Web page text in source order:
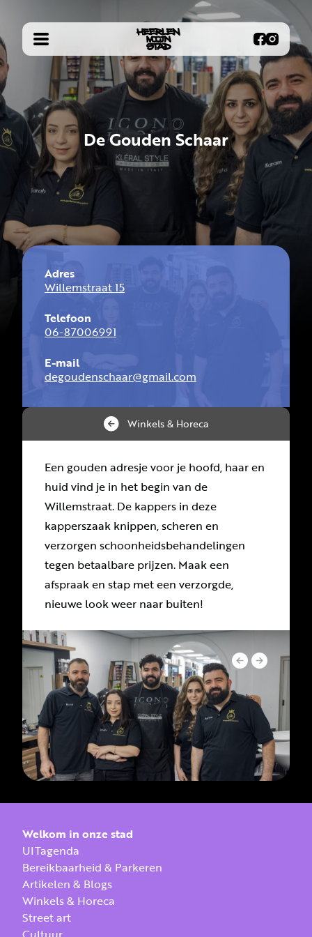
De Gouden Schaar
Winkels & Horeca
Een gouden adresje voor je hoofd, haar en
huid vind je in het begin van de
Willemstraat. De kappers in deze
kapperszaak knippen, scheren en
verzorgen schoonheidsbehandelingen
tegen betaalbare prijzen. Maak een
afspraak en stap met een verzorgde,
nieuwe look weer naar buiten!
Adres
Willemstraat 15
Telefoon
06-87006991
E-mail
degoudenschaar@gmail.com
Welkom in onze stad
UITagenda
Bereikbaarheid & Parkeren
Artikelen & Blogs
Winkels & Horeca
Street art